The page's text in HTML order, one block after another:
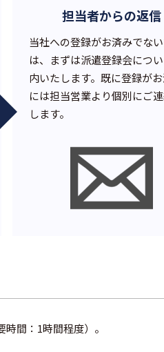
担当者からの返信
当社への登録がお済みでな
は、まずは派遣登録会につ
内いたします。既に登録が
には担当営業より個別にご
します。
間：1時間程度）。